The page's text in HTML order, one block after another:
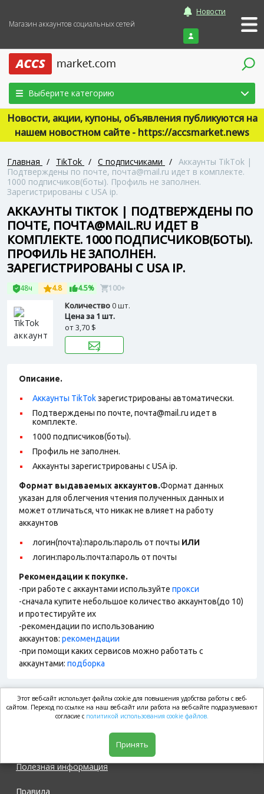
Магазин аккаунтов социальных сетей
Новости
Войти
Выберите категорию
Новости, акции, купоны, объявления публикуются на
нашем новостном сайте - https://accsmarket.news
Главная / TikTok / С подписчиками / Аккаунты TikTok |
Подтверждены по почте, почта@mail.ru идет в комплекте.
1000 подписчиков(боты). Профиль не заполнен.
Зарегистрированы с USA ip.
АККАУНТЫ TIKTOK | ПОДТВЕРЖДЕНЫ ПО
ПОЧТЕ, ПОЧТА@MAIL.RU ИДЕТ В
КОМПЛЕКТЕ. 1000 ПОДПИСЧИКОВ(БОТЫ).
ПРОФИЛЬ НЕ ЗАПОЛНЕН.
ЗАРЕГИСТРИРОВАНЫ С USA IP.
48ч 4.8 4.5% 100+
Количество0 шт.
Цена за 1 шт.
от3,70 $
Описание.
Аккаунты TikTokзарегистрированы автоматически.
Подтверждены по почте, почта@mail.ru идет в
комплекте.
1000 подписчиков(боты).
Профиль не заполнен.
Аккаунты зарегистрированы с USA ip.
Формат выдаваемых аккаунтов.Формат данных
указан для облегчения чтения полученных данных и
может отличаться, что никак не влияет на работу
аккаунтов
логин(почта):пароль:пароль от почты ИЛИ
логин:пароль:почта:пароль от почты
Рекомендации к покупке.
-при работе с аккаунтами используйте прокси
-сначала купите небольшое количество аккаунтов(до 10)
и протестируйте их
-рекомендации по использованию
аккаунтов: рекомендации
-при помощи каких сервисов можно работать с
аккаунтами: подборка
market.com
Полезная информация
Правила
Этот веб-сайт использует файлы cookie для повышения удобства работы с веб-
сайтом. Переход по ссылке на наш веб-сайт или работа на веб-сайте подразумевают
согласие с политикой использования cookie файлов.
Принять